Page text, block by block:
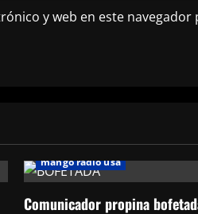
y web en este
mango radio usa
Comunicador propina